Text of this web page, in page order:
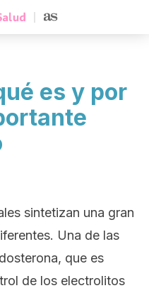
es y por
sintetizan una gran
Una de las
que es
de los electrolitos